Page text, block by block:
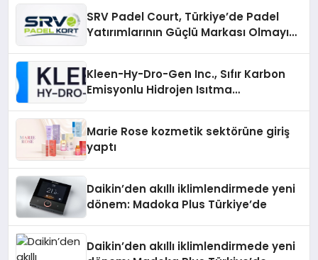
SRV Padel Court, Türkiye’de Padel
Yatırımlarının Güçlü Markası Olmayı
Kleen-Hy-Dro-Gen Inc., Sıfır Karbon
Emisyonlu Hidrojen Isıtma
Marie Rose kozmetik sektörüne giriş
yaptı
Daikin’den akıllı iklimlendirmede yeni
dönem: Madoka Plus Türkiye’de
Daikin’den akıllı iklimlendirmede yeni